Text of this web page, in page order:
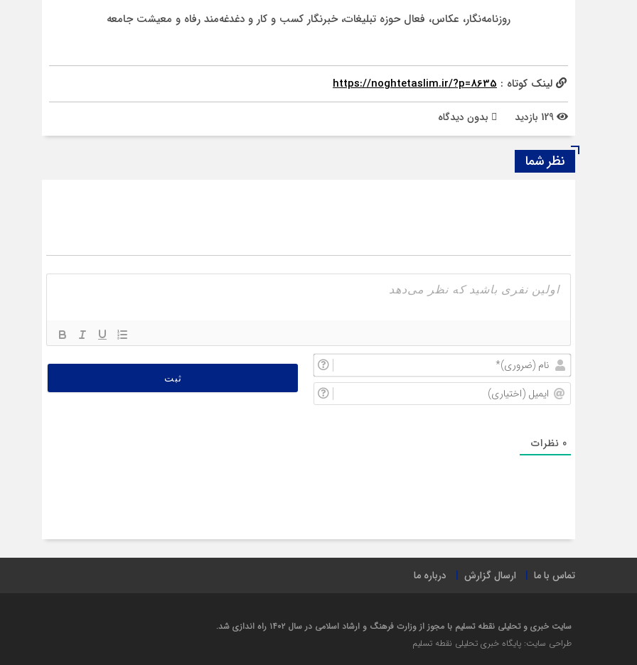
روزنامه‌نگار، عکاس، فعال حوزه تبلیغات، خبرنگار کسب و کار و دغدغه‌مند رفاه و معیشت جامعه
لینک کوتاه : https://noghtetaslim.ir/?p=8635
بدون دیدگاه
نظر شما
(ضروری)*
ایمیل
(اختیاری)
0 نظرات
تماس با ما ارسال گزارش درباره ما
سایت خبری و تحلیلی نقطه تسلیم با مجوز از وزارت فرهنگ و ارشاد اسلامی در سال ۱۴۰۲ راه اندازی شد.
طراحی سایت: پایگاه خبری تحلیلی نقطه تسلیم